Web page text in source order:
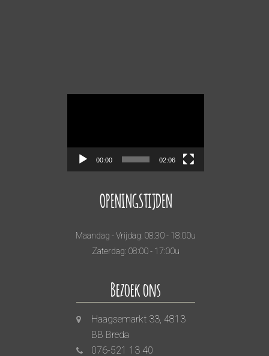
00:00 02:06
OPENINGSTIJDEN
Maandag - Vrijdag: 08:30 - 18:00u
Zaterdag: 08:00 - 17:00u
Bezoek ons
Haagsemarkt 33, 4813
BB Breda
076-521 13 40